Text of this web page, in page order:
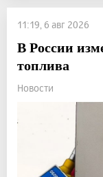
11:19, 6 авг 2026
В России
топлива
Новости